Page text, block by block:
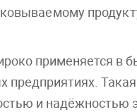
применяется в
предприятиях.
и надёжностью